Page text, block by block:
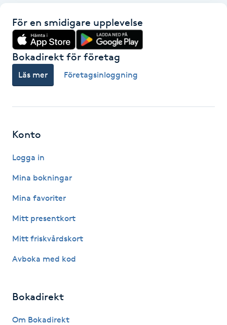
Herrklippning
HIFU
Hollywood Peel
Hot yoga
Hudföryngring
Hudvård
Hypnos
För en smidigare upplevelse
Bokadirekt för företag
Läs mer Företagsinloggning
Konto
Logga in
Mina bokningar
Mina favoriter
Mitt presentkort
Mitt friskvårdskort
Avboka med kod
Bokadirekt
Om Bokadirekt